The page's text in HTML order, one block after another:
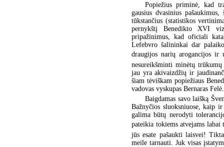
Popiežius priminė, kad
gausius dvasinius
tūkstančius (statistikos
pernykštį Benedikto XVI
pripažinimus, kad oficiali
Lefebvro šalininkai dar
draugijos narių arogancijos ir
nesureikšminti minėtų
jau yra akivaizdžių ir
šiam tėviškam popiežiaus
vadovas vyskupas Bernaras
Baigdamas savo laišką
Bažnyčios sluoksniuose, kaip
galima būtų nerodyti
pateikia tokiems atvejams labai
jūs esate pašaukti laisvei!
meile tarnauti. Juk visas